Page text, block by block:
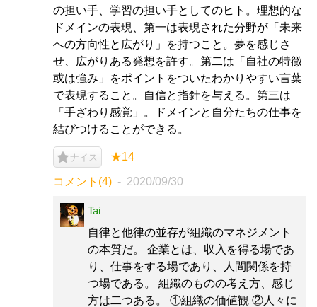
の担い手、学習の担い手としてのヒト。理想的な
ドメインの表現、第一は表現された分野が「未来
への方向性と広がり」を持つこと。夢を感じさ
せ、広がりある発想を許す。第二は「自社の特徴
或は強み」をポイントをついたわかりやすい言葉
で表現すること。自信と指針を与える。第三は
「手ざわり感覚」。ドメインと自分たちの仕事を
結びつけることができる。
ナイス ★14
コメント(4) 2020/09/30
Tai
自律と他律の並存が組織のマネジメント
の本質だ。 企業とは、収入を得る場であ
り、仕事をする場であり、人間関係を持
つ場である。 組織のものの考え方、感じ
方は二つある。 ①組織の価値観 ②人々に